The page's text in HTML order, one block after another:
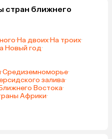
стран ближнего
·На двоих·На троих·
Новый год·
·Средиземноморье·
залива·
Востока·
Африки·